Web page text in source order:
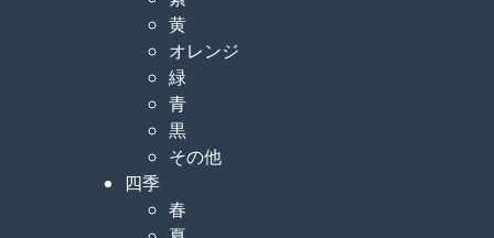
黄
オレンジ
緑
青
黒
その他
四季
春